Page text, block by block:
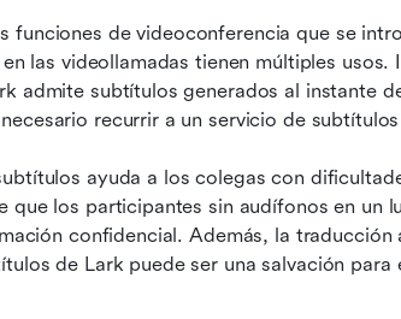
funciones de videoconferencia que se
las videollamadas tienen múltiples
admite subtítulos generados al instante
recurrir a un servicio de
ayuda a los colegas con
que los participantes sin audífonos en un
confidencial. Además, la
de Lark puede ser una salvación